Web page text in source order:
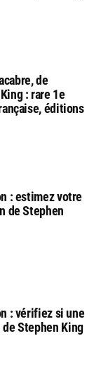
de
: rare 1e
éditions
: estimez votre
de Stephen
: vérifiez si une
de Stephen King